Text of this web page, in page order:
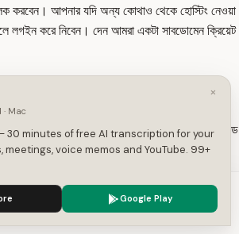
করবেন। আপনার যদি অন্য কোথাও থেকে হোস্টিং নেওয়া
লগইন করে নিবেন। দেন আমরা একটা সাবডোমেন ক্রিয়েট
অফার নামে। দেন আমরা ফোল্ডারটা আমরা অফার ডট
বুঝতে পারি যে কোন ফোল্ডারে আমরা ফাইলটা আপলোড
করবো সো আমার যেহেতু আমার যে ডোমেনটা আছে এটা
গিয়েও এটা কানেক্ট করে দিব। তো ক্লাউডফেয়ারে আসার
your experience.
×
· Mac
30 minutes of free AI transcription for your
meetings, voice memos and YouTube. 99+
Google Play